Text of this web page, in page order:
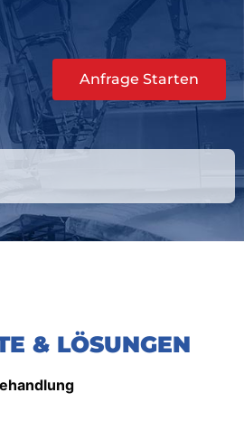
Anfrage Starten
& LÖSUNGEN